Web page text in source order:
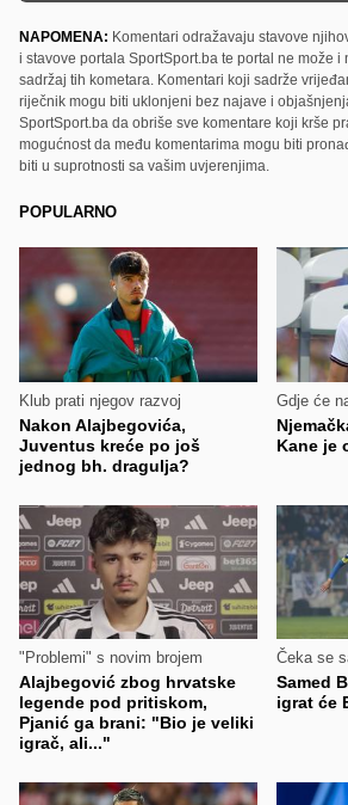
NAPOMENA: Komentari odražavaju stavove
i stavove portala SportSport.ba te portal ne može i
sadržaj tih kometara. Komentari koji sadrže
riječnik mogu biti uklonjeni bez najave i
SportSport.ba da obriše sve komentare koji krše
mogućnost da među komentarima mogu biti
biti u suprotnosti sa vašim uvjerenjima.
POPULARNO
Klub prati njegov razvoj
Nakon Alajbegovića,
Juventus kreće po još
jednog bh. dragulja?
Gdje će
Kane je
"Problemi" s novim brojem
Alajbegović zbog hrvatske
legende pod pritiskom,
Pjanić ga brani: "Bio je veliki
igrač, ali..."
Čeka se
Samed
igrat će